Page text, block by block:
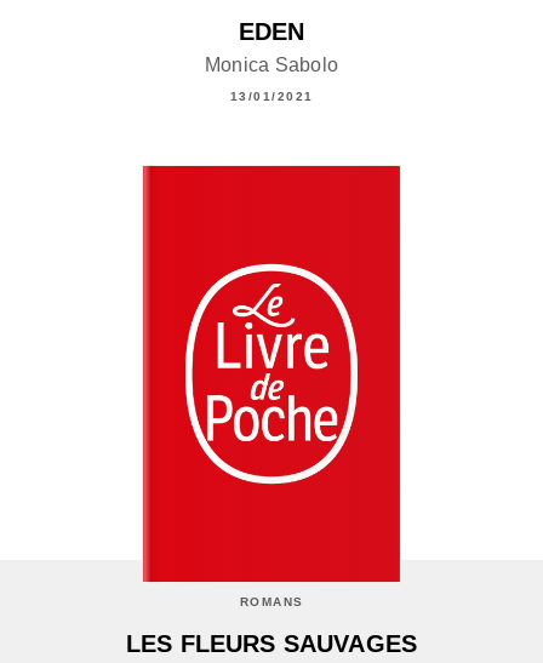
EDEN
Monica Sabolo
13/01/2021
ROMANS
LES FLEURS SAUVAGES